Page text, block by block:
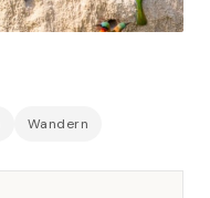
Wandern